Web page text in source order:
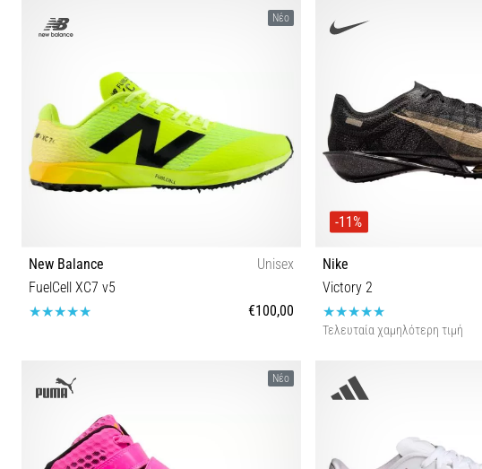
Νέο
New Balance
Unisex
FuelCell XC7 v5
€100,00
37½ 38 38½ 39½ 40 40½ 41½ 42 42½ 44 44½ 45 46½
-11%
Nike
Victory 2
Τελευταία χαμηλότερη τιμή
38½ 39 40 40½ 41 42 42½ 43
Νέο